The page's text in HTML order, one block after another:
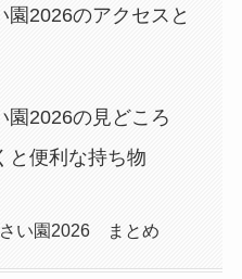
2026のアクセスと
2026の見どころ
と便利な持ち物
い園2026 まとめ